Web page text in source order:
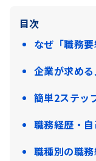
目次
なぜ「職務
企業が求め
簡単2ステッ
職務経歴・
職種別の職